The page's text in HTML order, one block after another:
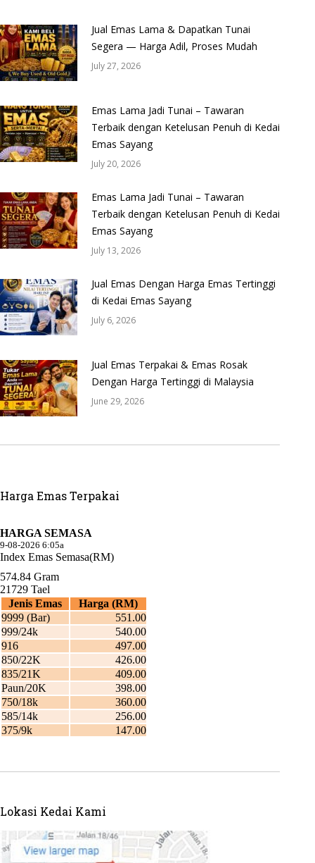
Jual Emas Lama & Dapatkan Tunai
Segera — Harga Adil, Proses Mudah
July 27, 2026
Emas Lama Jadi Tunai – Tawaran
Terbaik dengan Ketelusan Penuh di Kedai
Emas Sayang
July 20, 2026
Emas Lama Jadi Tunai – Tawaran
Terbaik dengan Ketelusan Penuh di Kedai
Emas Sayang
July 13, 2026
Jual Emas Dengan Harga Emas Tertinggi
di Kedai Emas Sayang
July 6, 2026
Jual Emas Terpakai & Emas Rosak
Dengan Harga Tertinggi di Malaysia
June 29, 2026
Harga Emas Terpakai
Lokasi Kedai Kami